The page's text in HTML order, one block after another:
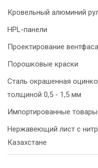
Кровельный алюминий
HPL-панели
Проектирование
Порошковые краски
Сталь окрашенная
толщиной 0,5 - 1,5 мм
Импортированные товары
Нержавеющий лист с
Казахстане